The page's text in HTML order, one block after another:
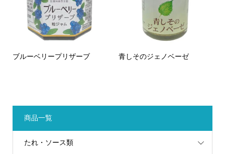
ブルーベリープリザーブ 青しそのジェノベーゼ
商品一覧
たれ・ソース類